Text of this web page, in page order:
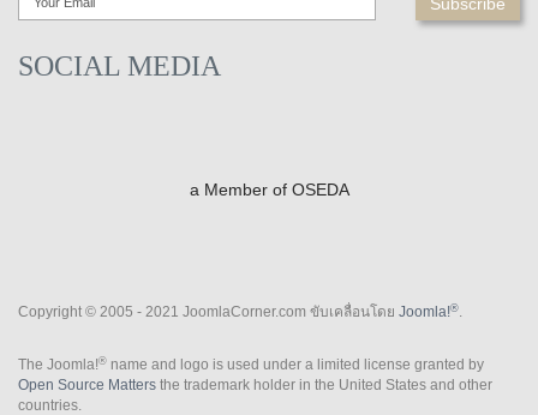
SOCIAL MEDIA
a Member of OSEDA
Copyright © 2005 - 2021 JoomlaCorner.com ขับเคลื่อนโดย Joomla!®.
The Joomla!® name and logo is used under a limited license granted by
Open Source Matters the trademark holder in the United States and other
countries.